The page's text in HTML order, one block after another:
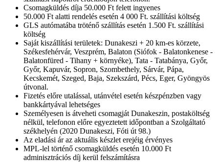
Csomagküldés díja 50.000 Ft felett ingyenes
50.000 Ft alatti rendelés esetén 4 000 Ft. szállítási költség
GLS autómatába tröténő szállítás esetén 1.500 Ft. szállítási
költség
Saját kiszállítási területek: Dunakeszi + 20 km-es körzete,
Székesfehérvár, Veszprém, Balaton (Siófok - Balatonkenese -
Balatonfüred - Tihany + környéke), Tata - Tatabánya, Győr,
Győr, Kapuvár, Sopron, Szombethely, Sárvár, Pápa,
Kecskemét, Szeged, Baja, Szekszárd, Pécs, Eger, Gyöngyös
útvonal.
Fizetés előre utalással, utánvétel esetén készpénzben vagy
bankkártyával lehetséges
Személyesen is átveheti csomagját Dunakeszin, postaköltség
nélkül, telefonon előre egyeztetett időpontban a Szolgáltató
székhelyén (2020 Dunakeszi, Fóti út 98.)
Az eladási ár az aktuális készlet erejéig érvényes
MPL-lel történő csomagküldés esetén 10.000 Ft
adminisztrációs díj kerül felszámításra